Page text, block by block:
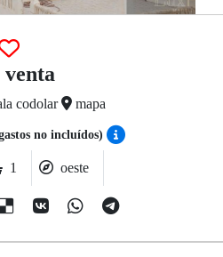
codolar mapa
no incluídos)
1 oeste